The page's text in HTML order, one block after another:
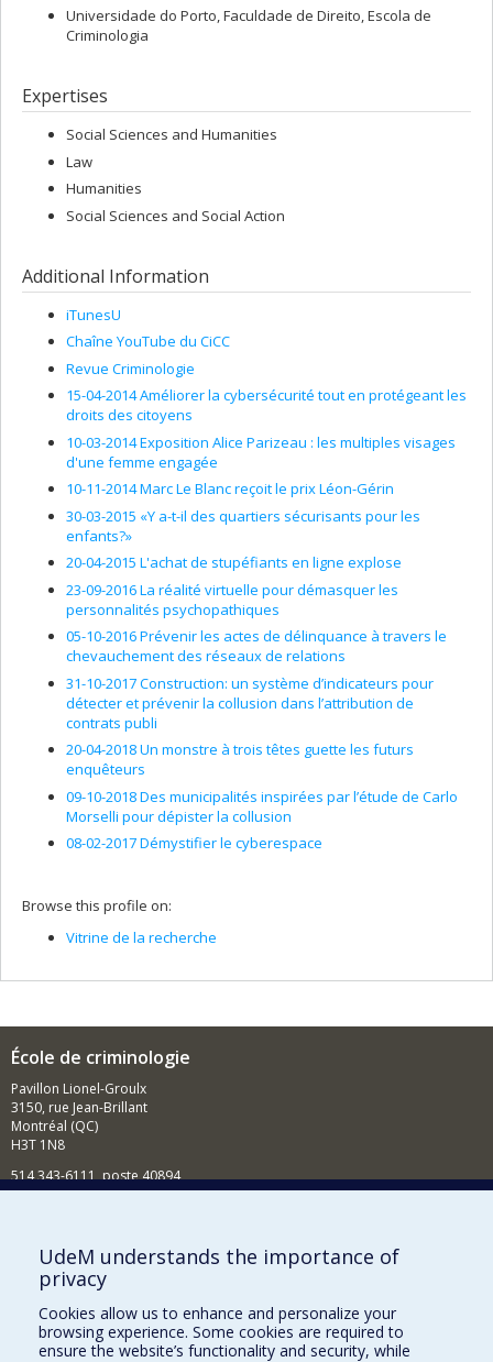
Universidade do Porto, Faculdade de Direito, Escola de
Criminologia
Expertises
Social Sciences and Humanities
Law
Humanities
Social Sciences and Social Action
Additional Information
iTunesU
Chaîne YouTube du CiCC
Revue Criminologie
15-04-2014 Améliorer la cybersécurité tout en protégeant les
droits des citoyens
10-03-2014 Exposition Alice Parizeau : les multiples visages
d'une femme engagée
10-11-2014 Marc Le Blanc reçoit le prix Léon-Gérin
30-03-2015 «Y a-t-il des quartiers sécurisants pour les
enfants?»
20-04-2015 L'achat de stupéfiants en ligne explose
23-09-2016 La réalité virtuelle pour démasquer les
personnalités psychopathiques
05-10-2016 Prévenir les actes de délinquance à travers le
chevauchement des réseaux de relations
31-10-2017 Construction: un système d’indicateurs pour
détecter et prévenir la collusion dans l’attribution de
contrats publi
20-04-2018 Un monstre à trois têtes guette les futurs
enquêteurs
09-10-2018 Des municipalités inspirées par l’étude de Carlo
Morselli pour dépister la collusion
08-02-2017 Démystifier le cyberespace
Browse this profile on:
Vitrine de la recherche
École de criminologie
Pavillon Lionel-Groulx
3150, rue Jean-Brillant
Montréal (QC)
H3T 1N8
514 343-6111, poste 40894
Comment soutenir l'École?
BESOIN D'AIDE?
Plan du site
Signaler une erreur
UdeM understands the importance of
privacy
Cookies allow us to enhance and personalize your
browsing experience. Some cookies are required to
ensure the website’s functionality and security, while